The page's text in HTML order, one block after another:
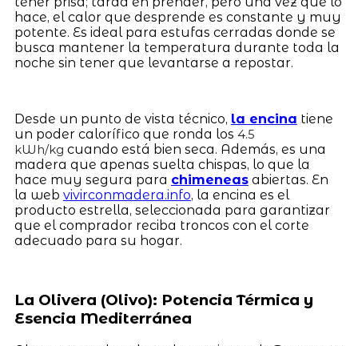
hace, el calor que desprende es constante y muy
potente. Es ideal para estufas cerradas donde se
busca mantener la temperatura durante toda la
noche sin tener que levantarse a repostar.
Desde un punto de vista técnico, la encina tiene
un poder calorífico que ronda los 4.5
kWh/kg cuando está bien seca. Además, es una
madera que apenas suelta chispas, lo que la
hace muy segura para chimeneasabiertas. En
la web vivirconmadera.info, la encina es el
producto estrella, seleccionada para garantizar
que el comprador reciba troncos con el corte
adecuado para su hogar.
La Olivera (Olivo): Potencia Térmica y
Esencia Mediterránea